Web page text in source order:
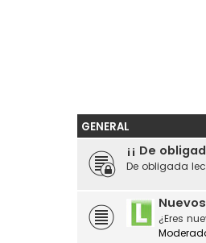
GENERAL
¡¡ De
De obligada
¿Eres